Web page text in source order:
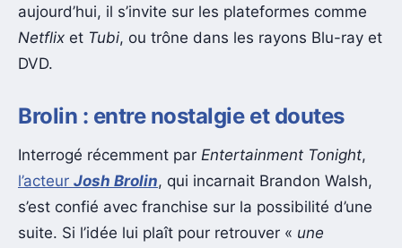
aujourd’hui, il s’invite sur les plateformes comme
Netflix et Tubi, ou trône dans les rayons Blu-ray et
DVD.
Brolin : entre nostalgie et doutes
Interrogé récemment par Entertainment Tonight,
l’acteur Josh Brolin, qui incarnait Brandon Walsh,
s’est confié avec franchise sur la possibilité d’une
suite. Si l’idée lui plaît pour retrouver « une